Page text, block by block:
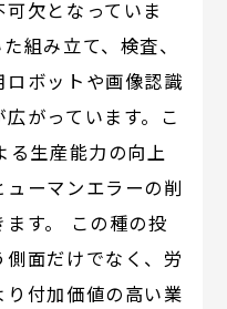
欠となっていま
組み立て、検査、
ボットや画像認識
がっています。こ
る生産能力の向上
ーマンエラーの削
す。 この種の投
面だけでなく、労
付加価値の高い業